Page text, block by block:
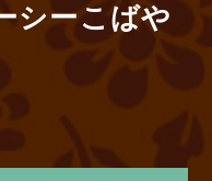
シーこばや